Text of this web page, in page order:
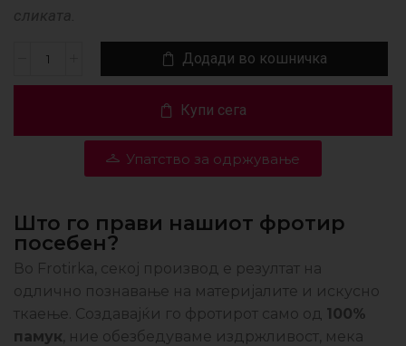
сликата.
Додади во кошничка
Купи сега
Упатство за одржување
Што го прави нашиот фротир
посебен?
Во Frotirka, секој производ е резултат на
одлично познавање на материјалите и искусно
ткаење. Создавајќи го фротирот само од 100%
памук , ние обезбедуваме издржливост, мека